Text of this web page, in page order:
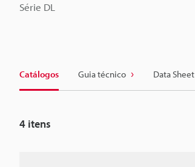
Série DL
Catálogos Guia técnico Data Sheet
4 itens